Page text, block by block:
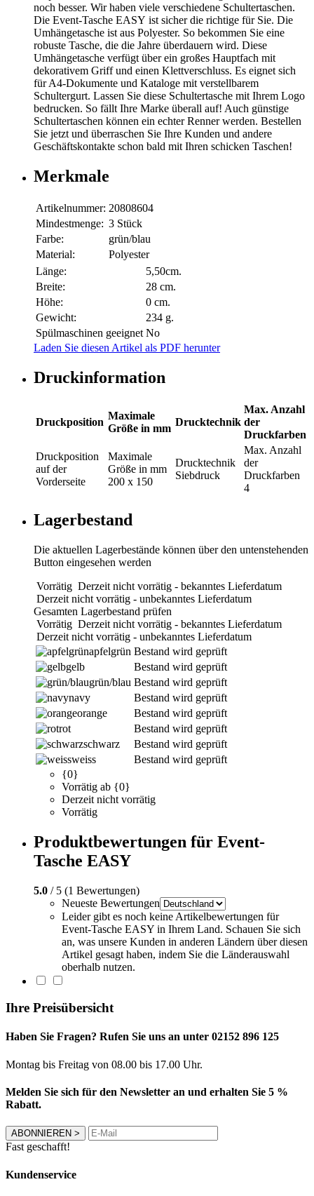
noch besser. Wir haben viele verschiedene Schultertaschen.
Die Event-Tasche EASY ist sicher die richtige für Sie. Die
Umhängetasche ist aus Polyester. So bekommen Sie eine
robuste Tasche, die die Jahre überdauern wird. Diese
Umhängetasche verfügt über ein großes Hauptfach mit
dekorativem Griff und einen Klettverschluss. Es eignet sich
für A4-Dokumente und Kataloge mit verstellbarem
Schultergurt. Lassen Sie diese Schultertasche mit Ihrem Logo
bedrucken. So fällt Ihre Marke überall auf! Auch günstige
Schultertaschen können ein echter Renner werden. Bestellen
Sie jetzt und überraschen Sie Ihre Kunden und andere
Geschäftskontakte schon bald mit Ihren schicken Taschen!
Merkmale
Artikelnummer: 20808604
Mindestmenge: 3 Stück
Farbe:
grün/blau
Material:
Polyester
Länge:
5,50cm.
Breite:
28 cm.
Höhe:
0 cm.
Gewicht:
234 g.
Spülmaschinen geeignet No
Laden Sie diesen Artikel als PDF herunter
Druckinformation
Druckposition
Maximale
Größe in mm
Drucktechnik
Max. Anzahl
der
Druckfarben
Druckposition
auf der
Vorderseite
Maximale
Größe in mm
200 x 150
Drucktechnik
Siebdruck
Max. Anzahl
der
Druckfarben
4
Lagerbestand
Die aktuellen Lagerbestände können über den untenstehenden
Button eingesehen werden
Vorrätig Derzeit nicht vorrätig - bekanntes Lieferdatum
Derzeit nicht vorrätig - unbekanntes Lieferdatum
Gesamten Lagerbestand prüfen
Vorrätig Derzeit nicht vorrätig - bekanntes Lieferdatum
Derzeit nicht vorrätig - unbekanntes Lieferdatum
apfelgrün Bestand wird geprüft
gelb
Bestand wird geprüft
grün/blau Bestand wird geprüft
navy
Bestand wird geprüft
orange
Bestand wird geprüft
rot
Bestand wird geprüft
schwarz
Bestand wird geprüft
weiss
Bestand wird geprüft
{0}
Vorrätig ab {0}
Derzeit nicht vorrätig
Vorrätig
Produktbewertungen für Event-
Tasche EASY
5.0 / 5 (1 Bewertungen)
Neueste Bewertungen
Leider gibt es noch keine Artikelbewertungen für
Event-Tasche EASY in Ihrem Land. Schauen Sie sich
an, was unsere Kunden in anderen Ländern über diesen
Artikel gesagt haben, indem Sie die Länderauswahl
oberhalb nutzen.
Ihre Preisübersicht
Haben Sie Fragen? Rufen Sie uns an unter 02152 896 125
Montag bis Freitag von 08.00 bis 17.00 Uhr.
Melden Sie sich für den Newsletter an und erhalten Sie 5 %
Rabatt.
ABONNIEREN >
Fast geschafft!
Kundenservice